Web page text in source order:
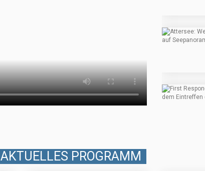
AKTUELLES PROGRAMM